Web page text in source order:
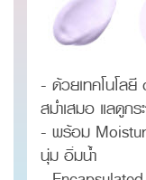
- ด้วยเทคโนโล
สม่ำเสมอ แลดูกร
- พร้อม
นุ่ม อิ่มน้ำ